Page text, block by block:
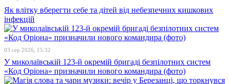
Як влітку вберегти себе та дітей від небезпечних кишкових
інфекцій
03 сер 2026, 15:32
У миколаївській 123-й окремій бригаді безпілотних систем
«Код Оріона» призначили нового командира (фото)